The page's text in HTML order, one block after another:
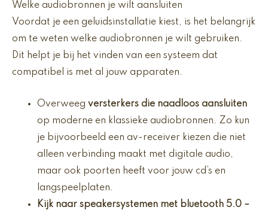
Welke audiobronnen je wilt aansluiten
Voordat je een geluidsinstallatie kiest, is het belangrijk
om te weten welke audiobronnen je wilt gebruiken.
Dit helpt je bij het vinden van een systeem dat
compatibel is met al jouw apparaten.
Overweeg versterkers die naadloos aansluiten
op moderne en klassieke audiobronnen. Zo kun
je bijvoorbeeld een av-receiver kiezen die niet
alleen verbinding maakt met digitale audio,
maar ook poorten heeft voor jouw cd’s en
langspeelplaten.
Kijk naar speakersystemen met bluetooth 5.0 –